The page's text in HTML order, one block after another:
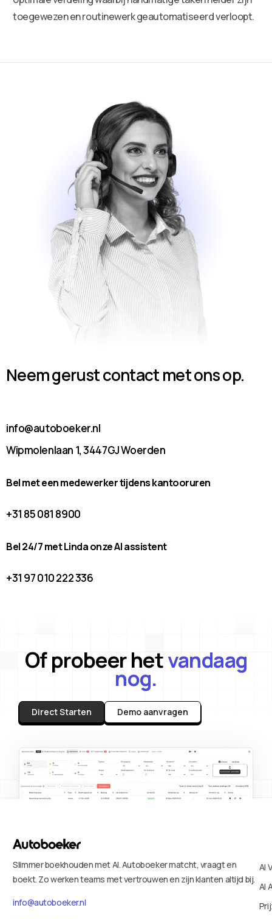
toegewezen en routinewerk geautomatiseerd verloopt.
Neem gerust contact met ons op.
info@autoboeker.nl
Wipmolenlaan 1, 3447GJ Woerden
Bel met een medewerker tijdens kantooruren
+31 85 081 8900
Bel 24/7 met Linda onze AI assistent
+31 97 010 222 336
Of probeer hetvandaag
nog.
Direct Starten Demo aanvragen
Slimmer boekhouden met AI. Autoboeker matcht, vraagt en
boekt. Zo werken teams met vertrouwen en zijn klanten altijd bij.
info@autoboeker.nl
AI
AI